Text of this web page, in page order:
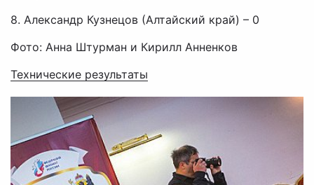
8. Александр Кузнецов (Алтайский край) – 0
Фото: Анна Штурман и Кирилл Анненков
Технические результаты